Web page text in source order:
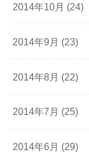
2014年10月 (24)
2014年9月 (23)
2014年8月 (22)
2014年7月 (25)
2014年6月 (29)